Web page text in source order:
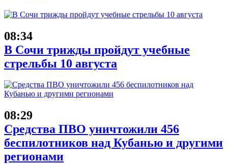
08:34
В Сочи трижды пройдут учебные
стрельбы 10 августа
08:29
Средства ПВО уничтожили 456
беспилотников над Кубанью и другими
регионами